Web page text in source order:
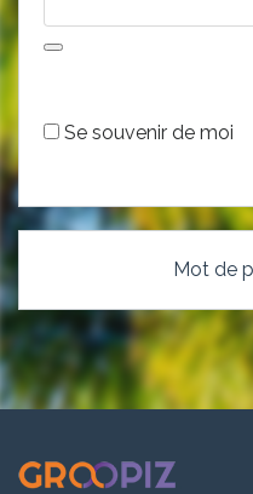
Alternative:
Se souvenir de moi
Mot de